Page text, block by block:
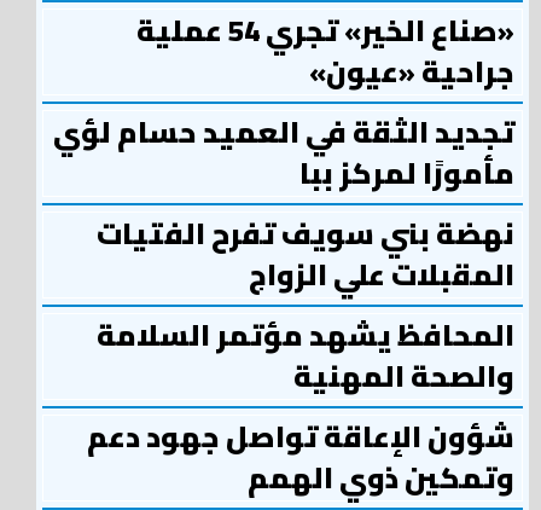
«صناع الخير» تجري 54 عملية
جراحية «عيون»
تجديد الثقة في العميد حسام لؤي
مأمورًا لمركز ببا
نهضة بني سويف تفرح الفتيات
المقبلات علي الزواج
المحافظ يشهد مؤتمر السلامة
والصحة المهنية
شؤون الإعاقة تواصل جهود دعم
وتمكين ذوي الهمم